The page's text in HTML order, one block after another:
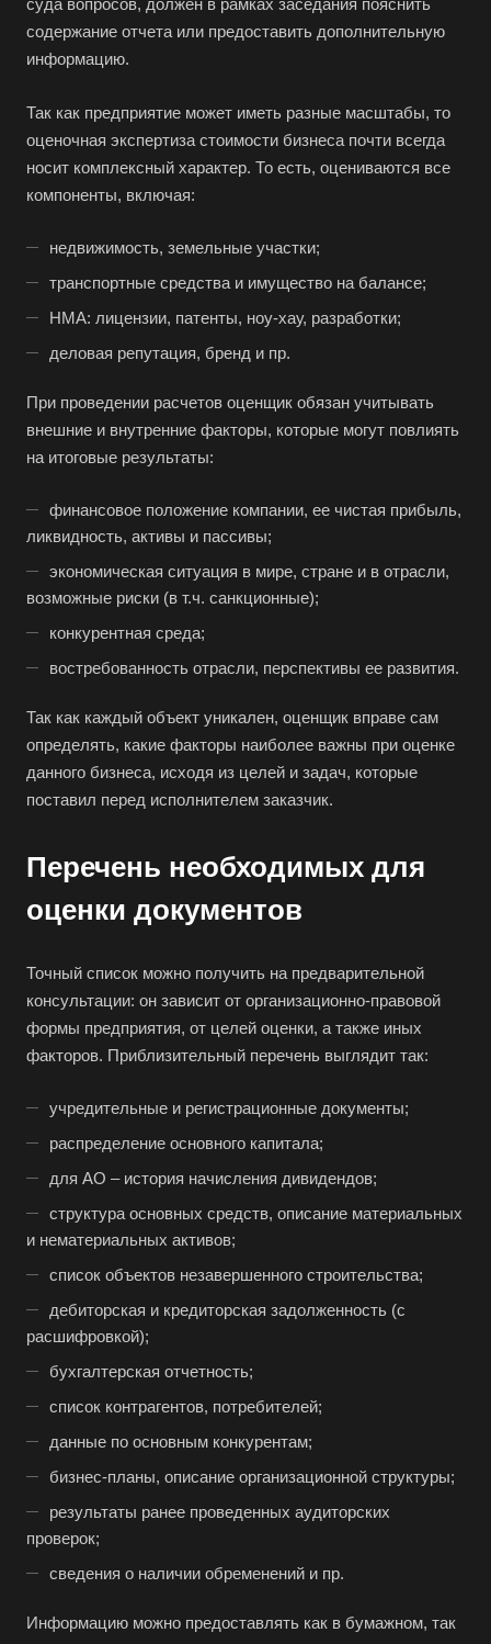
содержание отчета или предоставить дополнительную
информацию.
Так как предприятие может иметь разные масштабы, то
оценочная экспертиза стоимости бизнеса почти всегда
носит комплексный характер. То есть, оцениваются все
компоненты, включая:
недвижимость, земельные участки;
транспортные средства и имущество на балансе;
НМА: лицензии, патенты, ноу-хау, разработки;
деловая репутация, бренд и пр.
При проведении расчетов оценщик обязан учитывать
внешние и внутренние факторы, которые могут повлиять
на итоговые результаты:
финансовое положение компании, ее чистая прибыль,
ликвидность, активы и пассивы;
экономическая ситуация в мире, стране и в отрасли,
возможные риски (в т.ч. санкционные);
конкурентная среда;
востребованность отрасли, перспективы ее развития.
Так как каждый объект уникален, оценщик вправе сам
определять, какие факторы наиболее важны при оценке
данного бизнеса, исходя из целей и задач, которые
поставил перед исполнителем заказчик.
Перечень необходимых для
оценки документов
Точный список можно получить на предварительной
консультации: он зависит от организационно-правовой
формы предприятия, от целей оценки, а также иных
факторов. Приблизительный перечень выглядит так:
учредительные и регистрационные документы;
распределение основного капитала;
для АО – история начисления дивидендов;
структура основных средств, описание материальных
и нематериальных активов;
список объектов незавершенного строительства;
дебиторская и кредиторская задолженность (с
расшифровкой);
бухгалтерская отчетность;
список контрагентов, потребителей;
данные по основным конкурентам;
бизнес-планы, описание организационной структуры;
результаты ранее проведенных аудиторских
проверок;
сведения о наличии обременений и пр.
Информацию можно предоставлять как в бумажном, так
Выберите ваш город
Абдулино
Абинск
Аксай
Алушта
Альметьевск
Анапа
Ангарск
Анжеро-Судженск
Апатиты
Апрелевка
Архангельск
Асбест
Ахтубинск
Ачинск
Балашиха
Балашов
Барабинск
Барнаул
Батайск
Бахчисарай
Белая Калитва
Белгород
Белебей
Белово
Белогорск
Белорецк